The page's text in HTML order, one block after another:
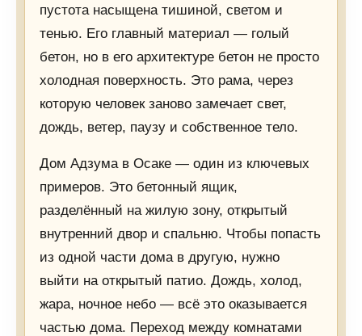
пустота насыщена тишиной, светом и
тенью. Его главный материал — голый
бетон, но в его архитектуре бетон не просто
холодная поверхность. Это рама, через
которую человек заново замечает свет,
дождь, ветер, паузу и собственное тело.
Дом Адзума в Осаке — один из ключевых
примеров. Это бетонный ящик,
разделённый на жилую зону, открытый
внутренний двор и спальню. Чтобы попасть
из одной части дома в другую, нужно
выйти на открытый патио. Дождь, холод,
жара, ночное небо — всё это оказывается
частью дома. Переход между комнатами